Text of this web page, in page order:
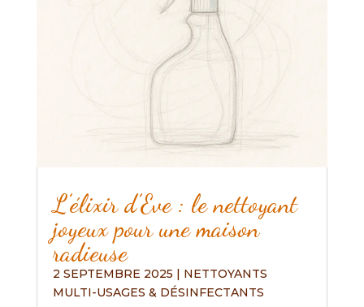
L’élixir d’Eve : le nettoyant
joyeux pour une maison
radieuse
2 SEPTEMBRE 2025 | NETTOYANTS
MULTI-USAGES & DÉSINFECTANTS